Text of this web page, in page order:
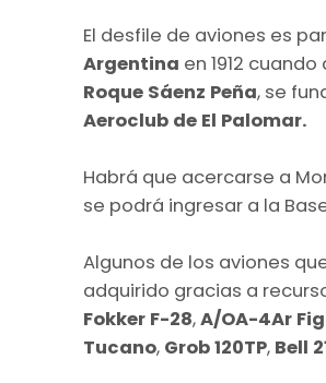
El desfile de aviones es
Argentina en 1912
Roque Sáenz Peña, se
Aeroclub de El Palomar.
Habrá que acercarse a
se podrá ingresar a la
Algunos de los aviones
adquirido gracias a
Fokker F-28,A/OA-4Ar
Tucano, Grob 120TP, Bell